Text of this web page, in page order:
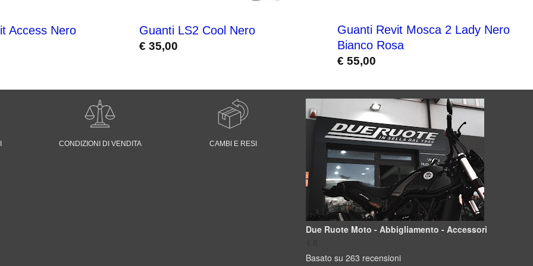
Access Nero Guanti LS2 Cool Nero
€ 35,00
Guanti Revit Mosca 2 Lady Nero
Bianco Rosa
€ 55,00
CONDIZIONI DI VENDITA CAMBI E RESI
Due Ruote Moto - Abbigliamento - Accessori
Basato su 263 recensioni